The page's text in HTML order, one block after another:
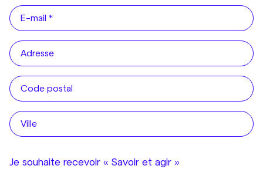
Je souhaite recevoir « Savoir et agir »